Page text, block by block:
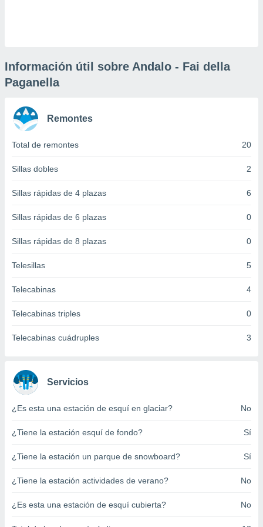
similares
este sitio
de
en
a lo que
su
datos
en
de
o acceder
Información útil sobre Andalo - Fai della
Paganella
Remontes
Total de remontes 20
Sillas dobles 2
Sillas rápidas de 4 plazas 6
Sillas rápidas de 6 plazas 0
Sillas rápidas de 8 plazas 0
Telesillas 5
Telecabinas 4
Telecabinas triples 0
Telecabinas cuádruples 3
Servicios
¿Es esta una estación de esquí en glaciar? No
¿Tiene la estación esquí de fondo? Sí
¿Tiene la estación un parque de snowboard? Sí
¿Tiene la estación actividades de verano? No
¿Es esta una estación de esquí cubierta? No